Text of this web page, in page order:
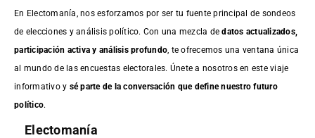
En Electomanía, nos esforzamos por ser tu fuente principal de sondeos
de elecciones y análisis político. Con una mezcla dedatos actualizados,
participación activa y análisis profundo , te ofrecemos una ventana única
al mundo de las encuestas electorales. Únete a nosotros en este viaje
informativo y sé parte de la conversación que define nuestro futuro
político.
Electomanía